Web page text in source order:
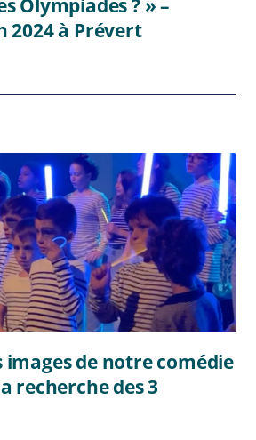
Olympiades ? » –
2024 à Prévert
images de notre comédie
recherche des 3